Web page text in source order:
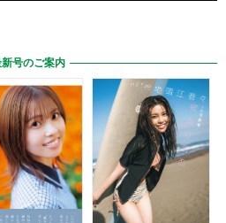
号のご案内